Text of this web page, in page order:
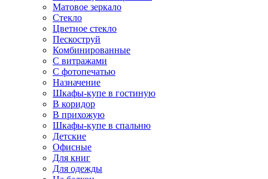
Матовое зеркало
Стекло
Цветное стекло
Пескоструй
Комбинированные
С витражами
С фотопечатью
Назначение
Шкафы-купе в гостиную
В коридор
В прихожую
Шкафы-купе в спальню
Детские
Офисные
Для книг
Для одежды